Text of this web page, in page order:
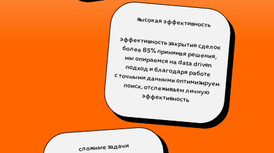
высокая эффективность
сложные задачи
эффективность закрытия сделок более 85% принимая решения,
мы опираемся на data driven
подход и благодаря работе
с точными данными оптимизируем поиск, отслеживаем личную
эффективность